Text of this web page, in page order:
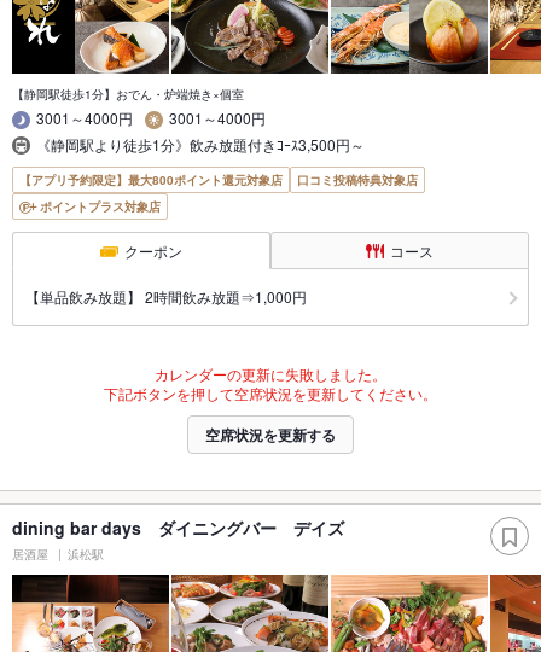
【静岡駅徒歩1分】おでん・炉端焼き×個室
3001～4000円
3001～4000円
《静岡駅より徒歩1分》飲み放題付きｺｰｽ3,500円～
【アプリ予約限定】最大800ポイント還元対象店
口コミ投稿特典対象店
ポイントプラス対象店
クーポン コース
【単品飲み放題】 2時間飲み放題⇒1,000円
カレンダーの更新に失敗しました。
下記ボタンを押して空席状況を更新してください。
空席状況を更新する
dining bar days ダイニングバー デイズ
居酒屋 浜松駅